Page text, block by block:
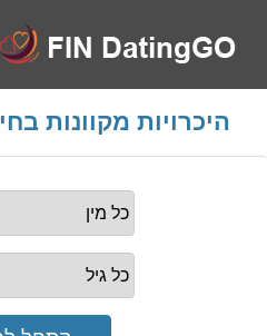
היכרויות מקוונות